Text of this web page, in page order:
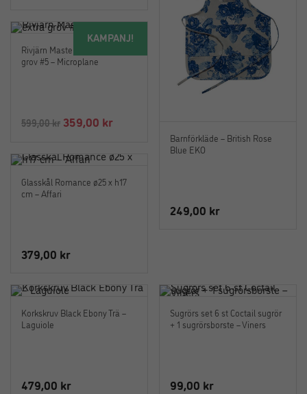
Barnförkläde – British Rose
Blue EKO
249,00 kr
KAMPANJ!
Rivjärn Master i Valnöt extra
grov #5 – Microplane
599,00kr Det
priset
599,00 kr.
359,00 krDet
priset
Glasskål Romance ø25 x h17
cm – Affari
379,00 kr
Korkskruv Black Ebony Trä –
Laguiole
479,00 kr
Sugrörs set 6 st Coctail sugrör
+ 1 sugrörsborste – Viners
99,00 kr